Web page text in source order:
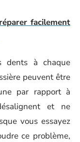
facilement
dents à chaque
peuvent être
par rapport à
et ne
vous essayez
ce problème,